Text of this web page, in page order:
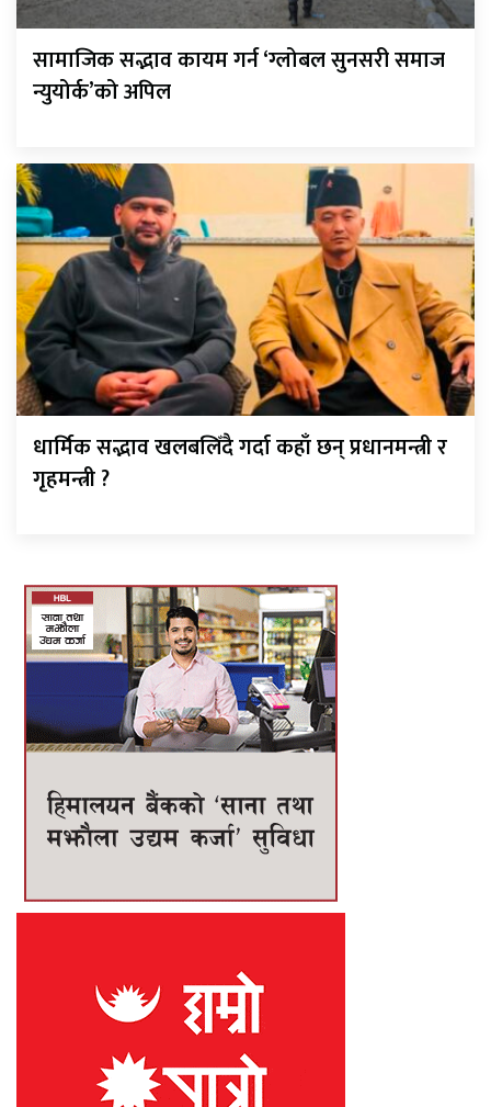
सामाजिक सद्भाव कायम गर्न ‘ग्लोबल सुनसरी समाज
न्युयोर्क’को अपिल
धार्मिक सद्भाव खलबलिँदै गर्दा कहाँ छन् प्रधानमन्त्री र
गृहमन्त्री ?